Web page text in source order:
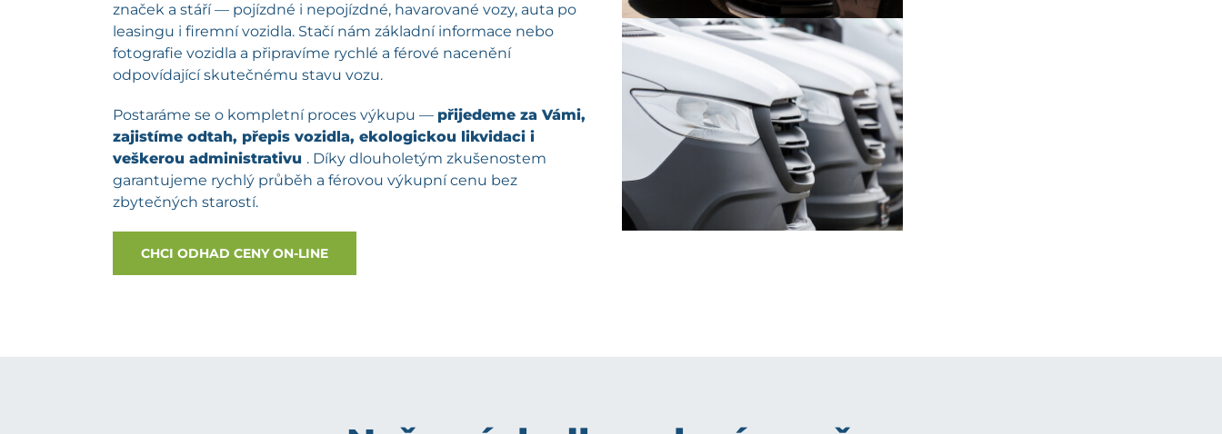
značek a stáří — pojízdné i nepojízdné, havarované vozy, auta po
leasingu i firemní vozidla. Stačí nám základní informace nebo
fotografie vozidla a připravíme rychlé a férové nacenění
odpovídající skutečnému stavu vozu.
Postaráme se o kompletní proces výkupu — přijedeme za Vámi,
zajistíme odtah, přepis vozidla, ekologickou likvidaci i
veškerou administrativu . Díky dlouholetým zkušenostem
garantujeme rychlý průběh a férovou výkupní cenu bez
zbytečných starostí.
CHCI ODHAD CENY ON-LINE